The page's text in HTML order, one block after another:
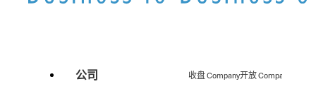
公司 收盘 Company开放 Company